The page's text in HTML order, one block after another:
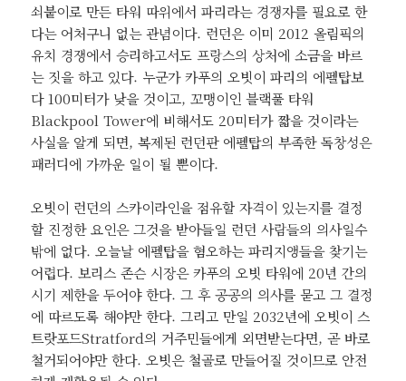
쇠붙이로 만든 타워 따위에서 파리라는 경쟁자를 필요로 한
다는 어처구니 없는 관념이다. 런던은 이미 2012 올림픽의
유치 경쟁에서 승리하고서도 프랑스의 상처에 소금을 바르
는 짓을 하고 있다. 누군가 카푸의 오빗이 파리의 에펠탑보
다 100미터가 낮을 것이고, 꼬맹이인 블랙풀 타워
Blackpool Tower에 비해서도 20미터가 짧을 것이라는
사실을 알게 되면, 복제된 런던판 에펠탑의 부족한 독창성은
패러디에 가까운 일이 될 뿐이다.
오빗이 런던의 스카이라인을 점유할 자격이 있는지를 결정
할 진정한 요인은 그것을 받아들일 런던 사람들의 의사일수
밖에 없다. 오늘날 에펠탑을 혐오하는 파리지앵들을 찾기는
어렵다. 보리스 존슨 시장은 카푸의 오빗 타워에 20년 간의
시기 제한을 두어야 한다. 그 후 공공의 의사를 묻고 그 결정
에 따르도록 해야만 한다. 그리고 만일 2032년에 오빗이 스
트랏포드Stratford의 거주민들에게 외면받는다면, 곧 바로
철거되어야만 한다. 오빗은 철골로 만들어질 것이므로 안전